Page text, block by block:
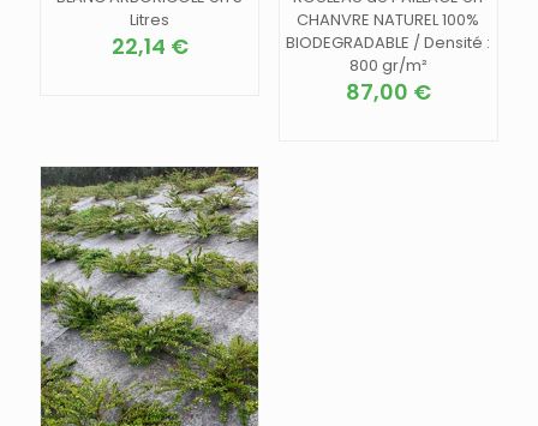
Litres
22,14 €
CHANVRE NATUREL 100%
BIODEGRADABLE / Densité :
800 gr/m²
87,00 €